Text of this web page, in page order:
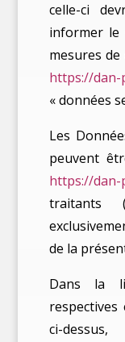
celle-ci
informer le
mesures
https://dan-
« données
Les
peuvent
https://dan-
traitants
de la
Dans la
ci-